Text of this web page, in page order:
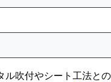
吹付やシート工法と